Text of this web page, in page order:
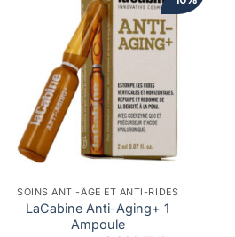
SOINS ANTI-ÂGE ET ANTI-RIDES
LaCabine Anti-Aging+ 1
Ampoule